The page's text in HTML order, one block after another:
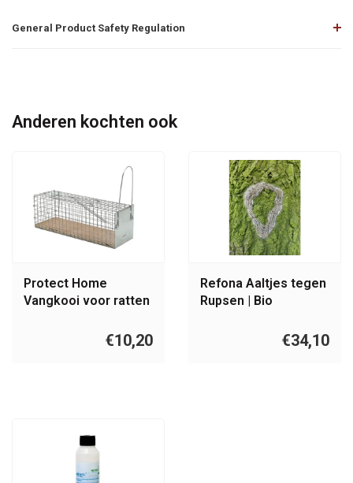
General Product Safety Regulation
Anderen kochten ook
Protect Home
Vangkooi voor ratten
€10,20
Refona Aaltjes tegen
Rupsen | Bio
Free - 5 nesten€34,10